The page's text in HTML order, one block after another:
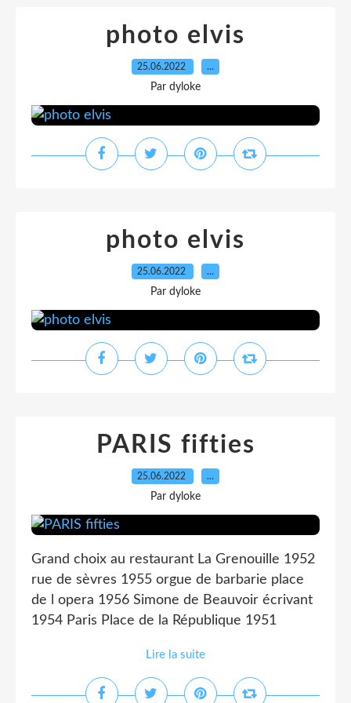
photo elvis
25.06.2022 …
Par dyloke
photo elvis
25.06.2022 …
Par dyloke
PARIS fifties
25.06.2022 …
Par dyloke
Grand choix au restaurant La Grenouille 1952
rue de sèvres 1955 orgue de barbarie place
de l opera 1956 Simone de Beauvoir écrivant
1954 Paris Place de la République 1951
Lire la suite